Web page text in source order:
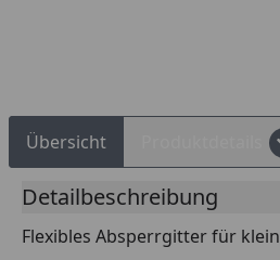
Übersicht
Detailbeschreibung
Flexibles Absperrgitter für